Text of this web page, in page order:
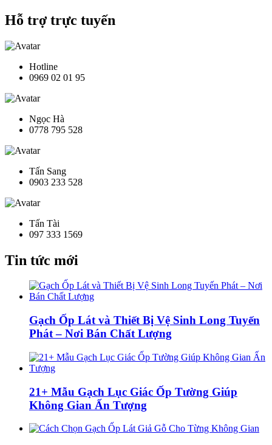
Hỗ trợ trực tuyến
Hotline
0969 02 01 95
Ngọc Hà
0778 795 528
Tấn Sang
0903 233 528
Tấn Tài
097 333 1569
Tin tức mới
Gạch Ốp Lát và Thiết Bị Vệ Sinh Long Tuyến
Phát – Nơi Bán Chất Lượng
21+ Mẫu Gạch Lục Giác Ốp Tường Giúp
Không Gian Ấn Tượng